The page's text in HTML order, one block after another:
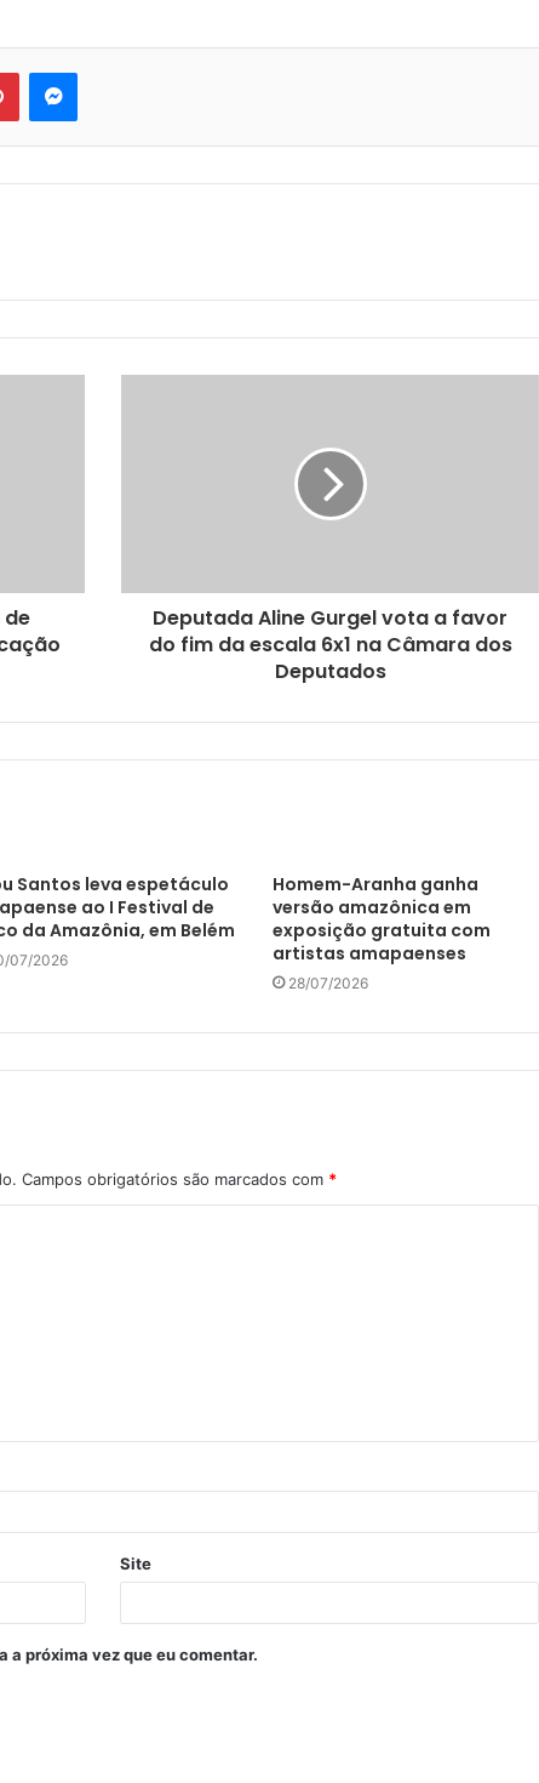
PinterestMessenger
Deputada Aline Gurgel vota a favor
do fim da escala 6x1 na Câmara dos
Deputados
Santos leva espetáculo
ao I Festival de
da Amazônia, em Belém
07/2026
Homem-Aranha ganha
versão amazônica em
exposição gratuita com
artistas amapaenses
28/07/2026
Campos obrigatórios são marcados com *
Site
a próxima vez que eu comentar.